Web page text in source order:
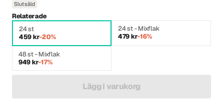
Slutsåld
Relaterade
24 st
459 kr-20%
24 st - Mixflak
479 kr-16%
48 st - Mixflak
949 kr-17%
Lägg i varukorg